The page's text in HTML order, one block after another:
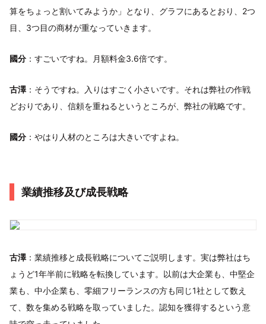
算をちょっと割いてみようか」となり、グラフにあるとおり、2つ
目、3つ目の商材が重なっていきます。
國分 ：すごいですね。月額料金3.6倍です。
古澤：そうですね。入りはすごく小さいです。それは弊社の作戦
どおりであり、信頼を重ねるというところが、弊社の戦略です。
國分 ：やはり人材のところは大きいですよね。
業績推移及び成⻑戦略
古澤：業績推移と成長戦略についてご説明します。実は弊社はち
ょうど1年半前に戦略を転換しています。以前は大企業も、中堅企
業も、中小企業も、零細フリーランスの方も同じ1社として数え
て、数を集める戦略を取っていました。認知を獲得するという意